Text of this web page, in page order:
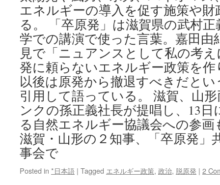
エネルギーの導入を促す施策や
る。 「卒原発」は滋賀県の武村
学での講演で使った言葉。嘉田由
見で「ニュアンスとして私の考
発に頼らないエネルギー政策を
以後は原発から撤退すべきだと
引用して語っている。 滋賀、山
ンクの孫正義社長が提唱し、13
る自然エネルギー協議会への参
滋賀・山形の２知事、「卒原発
事会で
Posted in *日本語 | Tagged エネルギー政策, 政治, 脱原発 | 2